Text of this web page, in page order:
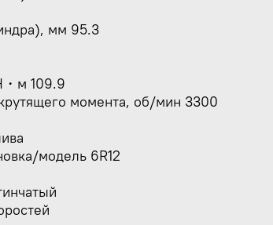
мм 95.3
м 109.9
момента, об/мин 3300
модель 6R12